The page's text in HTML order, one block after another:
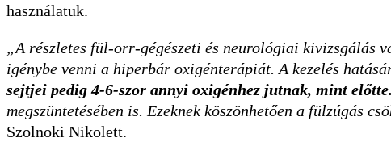
használatuk.
„A részletes fül-orr-gégészeti és neurológiai kivizsgálás
igénybe venni a hiperbár oxigénterápiát. A kezelés
sejtjei pedig 4-6-szor annyi oxigénhez jutnak, mint előtte.
megszüntetésében is. Ezeknek köszönhetően a fülzúgás
Szolnoki Nikolett.